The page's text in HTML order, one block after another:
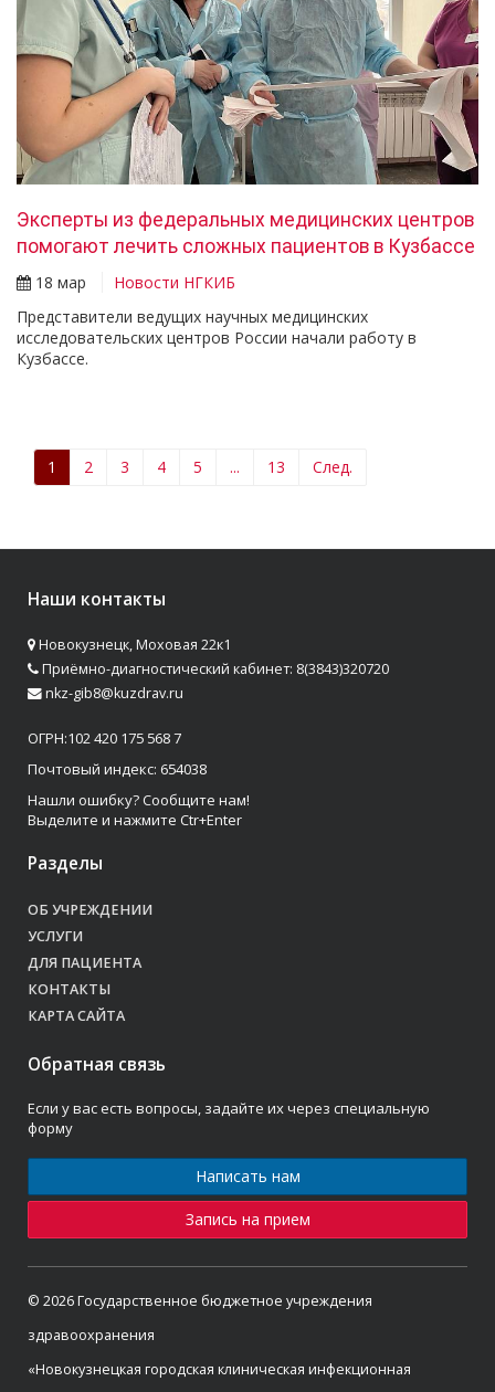
Эксперты из федеральных медицинских центров
помогают лечить сложных пациентов в Кузбассе
18 мар
Новости НГКИБ
Представители ведущих научных медицинских
исследовательских центров России начали работу в
Кузбассе.
1 2 3 4 5 ... 13 След.
Наши контакты
Новокузнецк, Моховая 22к1
Приёмно-диагностический кабинет: 8(3843)320720
nkz-gib8@kuzdrav.ru
ОГРН:102 420 175 568 7
Почтовый индекс: 654038
Нашли ошибку? Сообщите нам!
Выделите и нажмите Ctr+Enter
Разделы
ОБ УЧРЕЖДЕНИИ
УСЛУГИ
ДЛЯ ПАЦИЕНТА
КОНТАКТЫ
КАРТА САЙТА
Обратная связь
Если у вас есть вопросы, задайте их через специальную
форму
Написать нам
Запись на прием
© 2026 Государственное бюджетное учреждения
здравоохранения
«Новокузнецкая городская клиническая инфекционная